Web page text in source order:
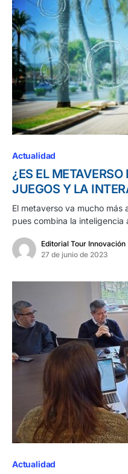
Actualidad
¿ES EL METAVERSO
JUEGOS Y LA
El metaverso va mucho más
pues combina la
Editorial Tour Innovación
27 de junio de 2023
Actualidad